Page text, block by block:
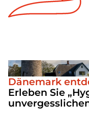
Highlights
Service
Kontakt
Dänemark
Erleben Sie